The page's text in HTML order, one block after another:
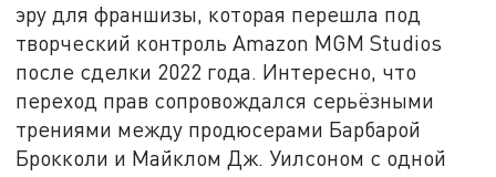
эру для франшизы, которая перешла под
творческий контроль Amazon MGM Studios
после сделки 2022 года. Интересно, что
переход прав сопровождался серьёзными
трениями между продюсерами Барбарой
Брокколи и Майклом Дж. Уилсоном с одной